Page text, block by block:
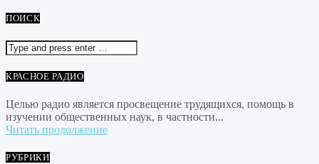
ПОИСК
КРАСНОЕ РАДИО
Целью радио является просвещение трудящихся, помощь в
изучении общественных наук, в частности...
Читать продолжение
РУБРИКИ